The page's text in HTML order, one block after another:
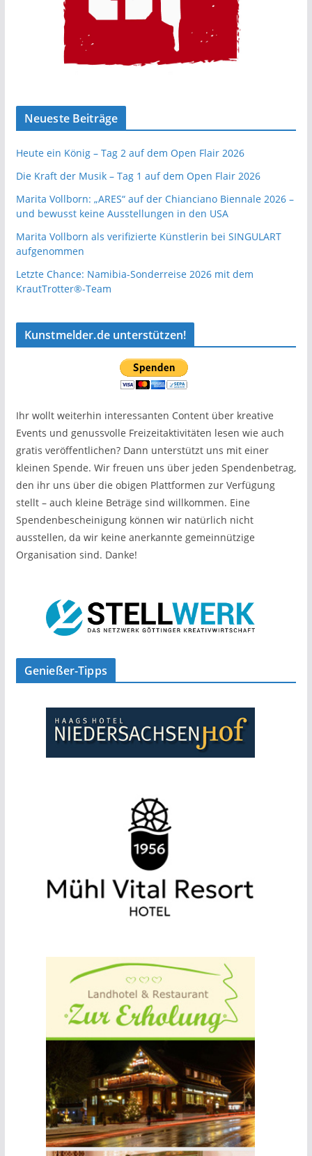
Neueste Beiträge
Heute ein König – Tag 2 auf dem Open Flair 2026
Die Kraft der Musik – Tag 1 auf dem Open Flair 2026
Marita Vollborn: „ARES“ auf der Chianciano Biennale 2026 –
und bewusst keine Ausstellungen in den USA
Marita Vollborn als verifizierte Künstlerin bei SINGULART
aufgenommen
Letzte Chance: Namibia-Sonderreise 2026 mit dem
KrautTrotter®-Team
Kunstmelder.de unterstützen!
Ihr wollt weiterhin interessanten Content über kreative
Events und genussvolle Freizeitaktivitäten lesen wie auch
gratis veröffentlichen? Dann unterstützt uns mit einer
kleinen Spende. Wir freuen uns über jeden Spendenbetrag,
den ihr uns über die obigen Plattformen zur Verfügung
stellt – auch kleine Beträge sind willkommen. Eine
Spendenbescheinigung können wir natürlich nicht
ausstellen, da wir keine anerkannte gemeinnützige
Organisation sind. Danke!
Genießer-Tipps